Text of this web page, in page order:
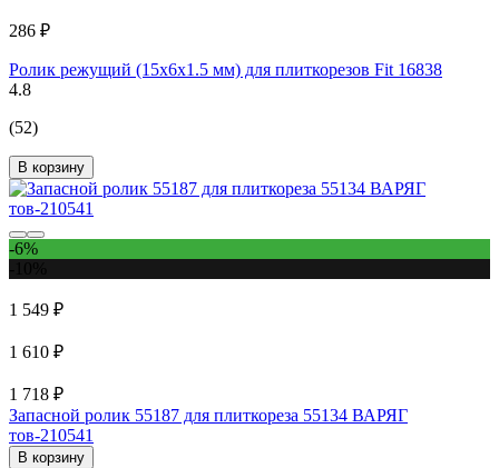
286 ₽
Ролик режущий (15х6х1.5 мм) для плиткорезов Fit 16838
4.8
(52)
В корзину
-6%
1 549 ₽
1 610 ₽
1 718 ₽
Запасной ролик 55187 для плиткореза 55134 ВАРЯГ
тов-210541
В корзину